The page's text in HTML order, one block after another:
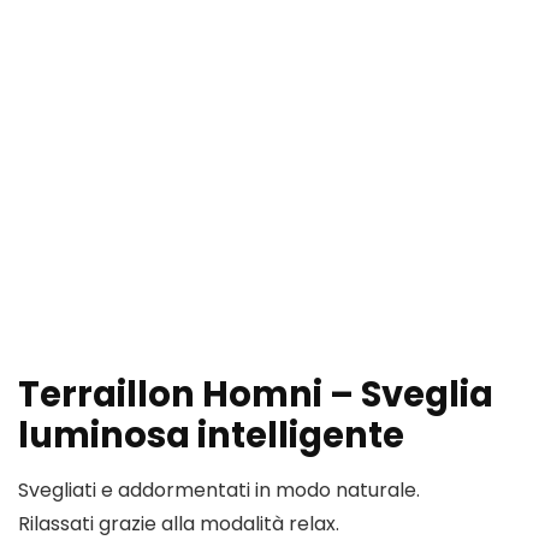
Terraillon Homni – Sveglia
luminosa intelligente
Svegliati e addormentati in modo naturale.
Rilassati grazie alla modalità relax.